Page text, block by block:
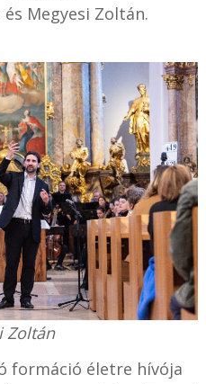
Megyesi Zoltán.
Zoltán
formáció életre hívója